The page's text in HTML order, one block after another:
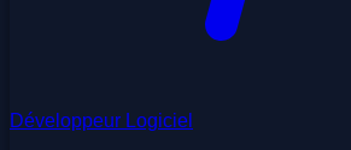
Développeur Logiciel